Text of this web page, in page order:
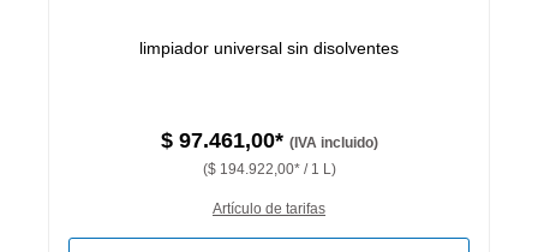
limpiador universal sin disolventes
$ 97.461,00* (IVA incluido)
($ 194.922,00* / 1 L)
Artículo de tarifas